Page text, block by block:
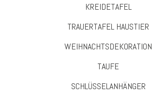
KREIDETAFEL
TRAUERTAFEL HAUSTIER
WEIHNACHTSDEKORATION
TAUFE
SCHLÜSSELANHÄNGER